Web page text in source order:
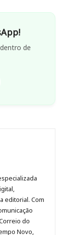
de
editorial. Com
do
Novo,